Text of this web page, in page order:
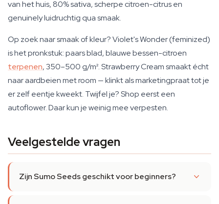
van het huis, 80% sativa, scherpe citroen-citrus en
genuinely luidruchtig qua smaak.
Op zoek naar smaak of kleur? Violet's Wonder (feminized)
is het pronkstuk: paars blad, blauwe bessen-citroen
terpenen, 350–500 g/m². Strawberry Cream smaakt écht
naar aardbeien met room — klinkt als marketingpraat tot je
er zelf eentje kweekt. Twijfel je? Shop eerst een
autoflower. Daar kun je weinig mee verpesten.
Veelgestelde vragen
Zijn Sumo Seeds geschikt voor beginners?